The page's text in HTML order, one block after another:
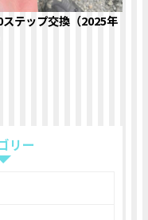
テップ交換（2025年
リー